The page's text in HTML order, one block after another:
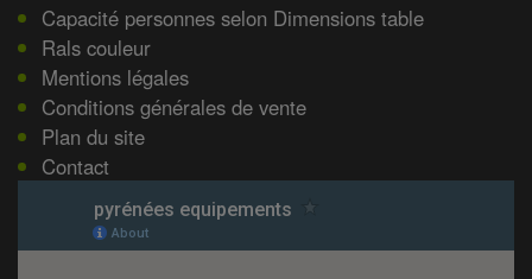
Capacité personnes selon Dimensions table
Rals couleur
Mentions légales
Conditions générales de vente
Plan du site
Contact